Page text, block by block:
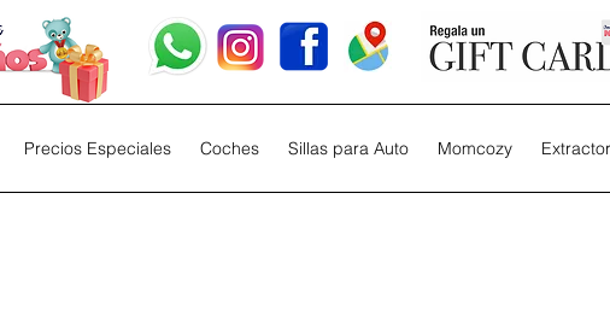
Precios Especiales Coches Sillas para Auto Momcozy